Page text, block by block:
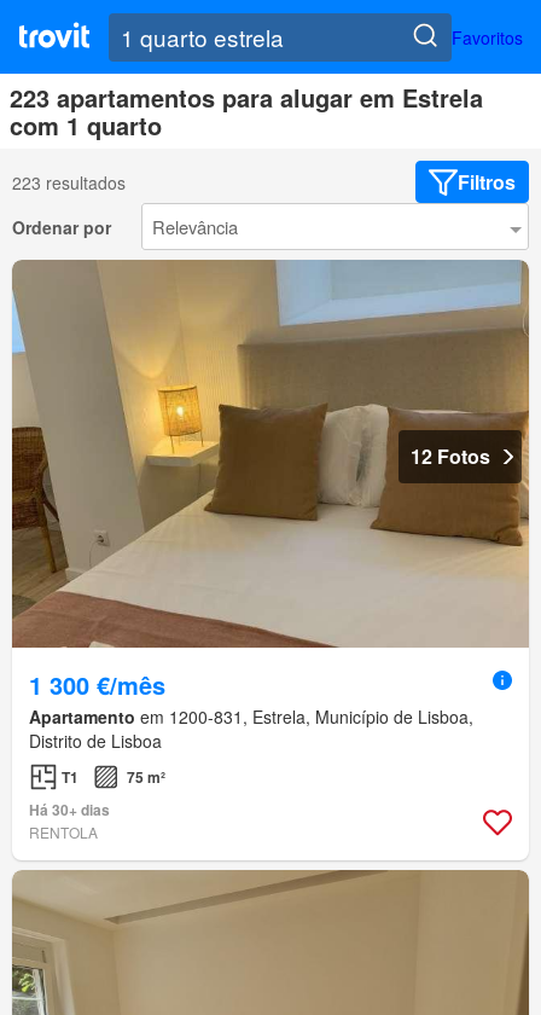
Favoritos
223 apartamentos para alugar em Estrela
com 1 quarto
223 resultados Filtros
Ordenar por
12 Fotos
1 300 €/mês
Apartamento em 1200-831, Estrela, Município de Lisboa,
Distrito de Lisboa
T1
75 m²
Há 30+ dias
RENTOLA